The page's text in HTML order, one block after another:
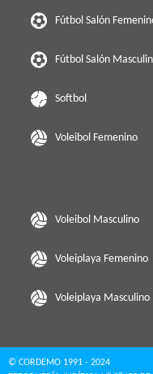
Fútbol Salón
Fútbol Salón
Softbol
Voleibol Femenino
Voleibol Masculino
Voleiplaya Femenino
Voleiplaya Masculino